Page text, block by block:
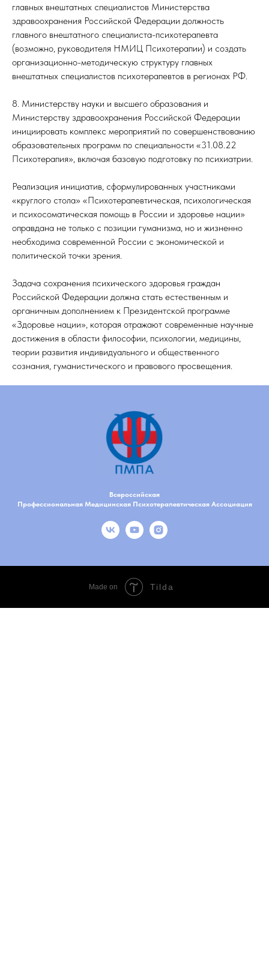
главных внештатных специалистов Министерства
здравоохранения Российской Федерации должность
главного внештатного специалиста-психотерапевта
(возможно, руководителя НМИЦ Психотерапии) и создать
организационно-методическую структуру главных
внештатных специалистов психотерапевтов в регионах РФ.
8. Министерству науки и высшего образования и
Министерству здравоохранения Российской Федерации
инициировать комплекс мероприятий по совершенствованию
образовательных программ по специальности «31.08.22
Психотерапия», включая базовую подготовку по психиатрии.
Реализация инициатив, сформулированных участниками
«круглого стола» «Психотерапевтическая, психологическая
и психосоматическая помощь в России и здоровье нации»
оправдана не только с позиции гуманизма, но и жизненно
необходима современной России с экономической и
политической точки зрения.
Задача сохранения психического здоровья граждан
Российской Федерации должна стать естественным и
органичным дополнением к Президентской программе
«Здоровье нации», которая отражают современные научные
достижения в области философии, психологии, медицины,
теории развития индивидуального и общественного
сознания, гуманистического и правового просвещения.
Всероссийская
Профессиональная Медицинская Психотерапевтическая Ассоциация
Made on Tilda